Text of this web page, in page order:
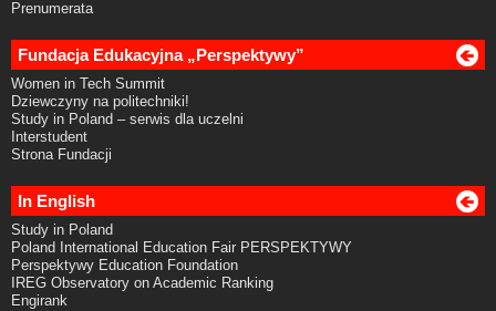
Prenumerata
Fundacja Edukacyjna „Perspektywy”
Women in Tech Summit
Dziewczyny na politechniki!
Study in Poland – serwis dla uczelni
Interstudent
Strona Fundacji
In English
Study in Poland
Poland International Education Fair PERSPEKTYWY
Perspektywy Education Foundation
IREG Observatory on Academic Ranking
Engirank